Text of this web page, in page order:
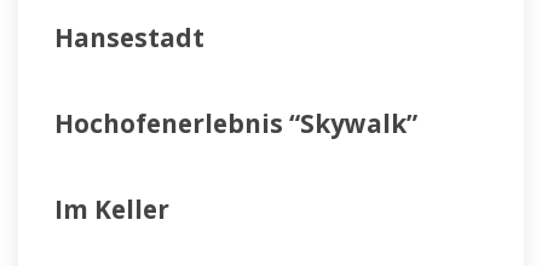
Hansestadt
Hochofenerlebnis “Skywalk”
Im Keller